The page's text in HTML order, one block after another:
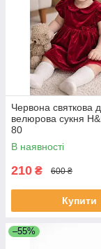
Червона святкова
велюрова сукня
80
В наявності
210 ₴ 600 ₴
Купити
–55%